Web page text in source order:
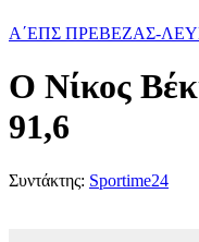
Α΄ΕΠΣ ΠΡΕΒΕΖΑΣ-
Ο Νίκος
91,6
Συντάκτης: Sportime24